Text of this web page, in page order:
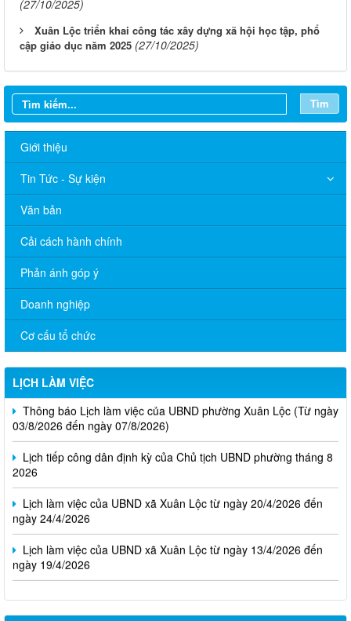
(27/10/2025)
Xuân Lộc triển khai công tác xây dựng xã hội học tập, phổ
cập giáo dục năm 2025 (27/10/2025)
Tìm
Giới thiệu
Tin Tức - Sự kiện
Văn bản
Cải cách hành chính
Phản ánh góp ý
Doanh nghiệp
Cơ cấu tổ chức
LỊCH LÀM VIỆC
Thông báo Lịch làm việc của UBND phường Xuân Lộc (Từ ngày
03/8/2026 đến ngày 07/8/2026)
Lịch tiếp công dân định kỳ của Chủ tịch UBND phường tháng 8
2026
Lịch làm việc của UBND xã Xuân Lộc từ ngày 20/4/2026 đến
ngày 24/4/2026
Lịch làm việc của UBND xã Xuân Lộc từ ngày 13/4/2026 đến
ngày 19/4/2026